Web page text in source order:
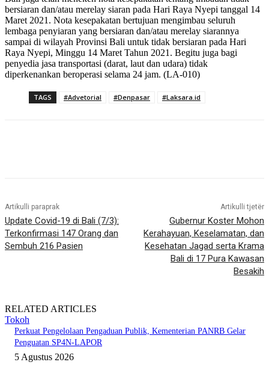
bersiaran dan/atau merelay siaran pada Hari Raya Nyepi tanggal 14
Maret 2021. Nota kesepakatan bertujuan mengimbau seluruh
lembaga penyiaran yang bersiaran dan/atau merelay siarannya
sampai di wilayah Provinsi Bali untuk tidak bersiaran pada Hari
Raya Nyepi, Minggu 14 Maret Tahun 2021. Begitu juga bagi
penyedia jasa transportasi (darat, laut dan udara) tidak
diperkenankan beroperasi selama 24 jam. (LA-010)
TAGS #Advetorial #Denpasar #Laksara.id
Artikulli paraprak
Update Covid-19 di Bali (7/3):
Terkonfirmasi 147 Orang dan
Sembuh 216 Pasien
Artikulli tjetër
Gubernur Koster Mohon
Kerahayuan, Keselamatan, dan
Kesehatan Jagad serta Krama
Bali di 17 Pura Kawasan
Besakih
RELATED ARTICLES
Tokoh
Perkuat Pengelolaan Pengaduan Publik, Kementerian PANRB Gelar
Penguatan SP4N-LAPOR
5 Agustus 2026